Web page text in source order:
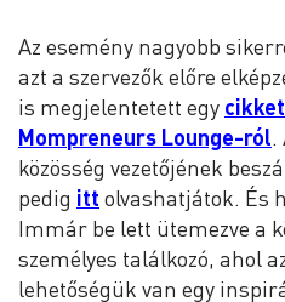
Az esemény nagyobb
azt a szervezők előre
is megjelentetett egy
Mompreneurs Lounge-ról.
közösség vezetőjének
pedig itt olvashatjátok. És
Immár be lett ütemezve a
személyes találkozó, ahol
lehetőségük van egy